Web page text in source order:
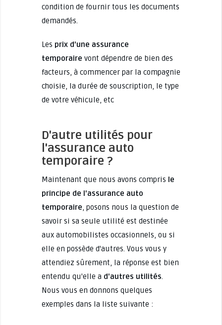
condition de fournir tous les documents
demandés.
Les prix d'une assurance
temporaire vont dépendre de bien des
facteurs, à commencer par la compagnie
choisie, la durée de souscription, le type
de votre véhicule, etc
D'autre utilités pour
l'assurance auto
temporaire ?
Maintenant que nous avons compris le
principe de l'assurance auto
temporaire, posons nous la question de
savoir si sa seule utilité est destinée
aux automobilistes occasionnels, ou si
elle en possède d'autres. Vous vous y
attendiez sûrement, la réponse est bien
entendu qu'elle a d'autres utilités.
Nous vous en donnons quelques
exemples dans la liste suivante :